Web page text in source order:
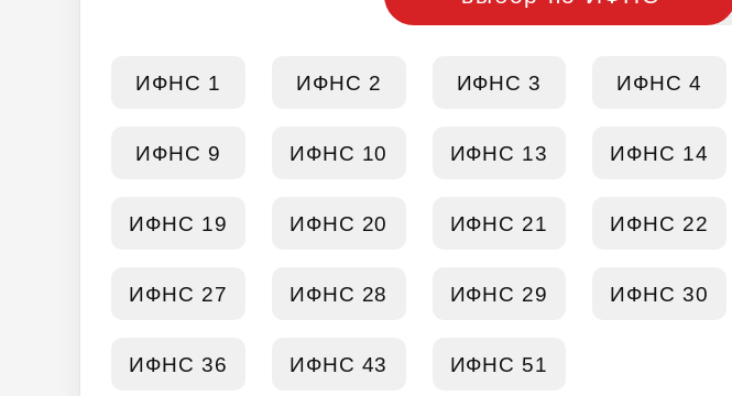
ИФНС 1 ИФНС 2 ИФНС 3 ИФНС 4
ИФНС 9 ИФНС 10 ИФНС 13 ИФНС 14
ИФНС 19 ИФНС 20 ИФНС 21 ИФНС 22
ИФНС 27 ИФНС 28 ИФНС 29 ИФНС 30
ИФНС 36 ИФНС 43 ИФНС 51